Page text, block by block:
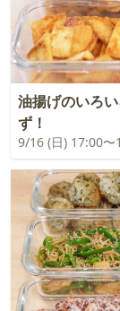
油揚げのいろ
ず！
9/16 (日) 17:00〜